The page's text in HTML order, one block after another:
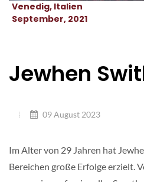
Venedig, Italien
September, 2021
Jewhen
09 August 2023
Im Alter von 29 Jahren hat
Bereichen große Erfolge erzielt.